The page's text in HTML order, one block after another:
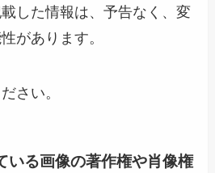
した情報は、予告なく、変
があります。
さい。
いる画像の著作権や肖像権